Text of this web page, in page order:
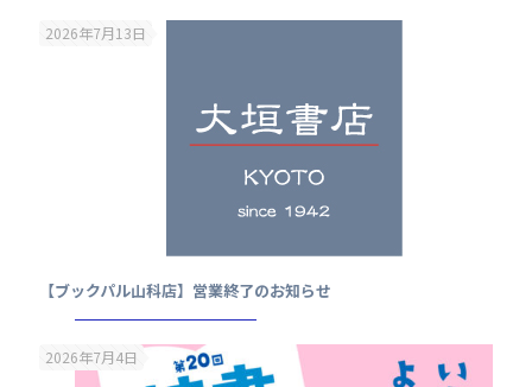
2026年7月13日
【ブックパル山科店】営業終了のお知らせ
2026年7月4日